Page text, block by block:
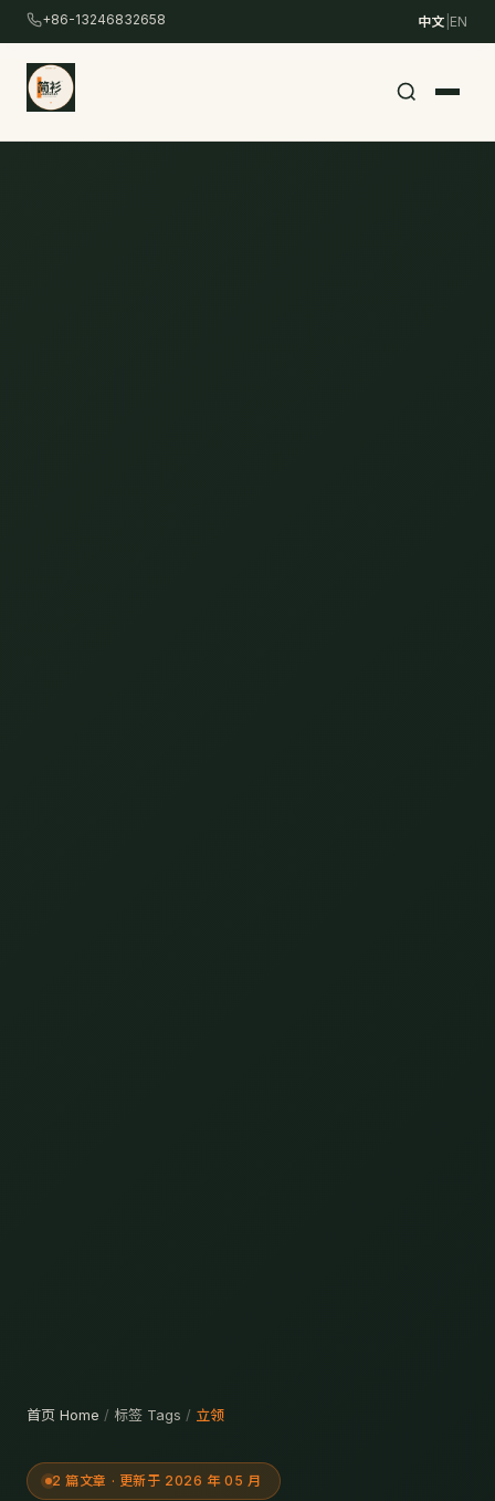
转
+86-13246832658 中文 EN
首页 Home / 标签 Tags / 立领
2 篇文章 · 更新于 2026 年 05 月